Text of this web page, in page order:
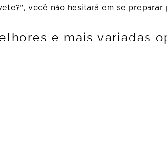
você não hesitará em se
e mais variadas